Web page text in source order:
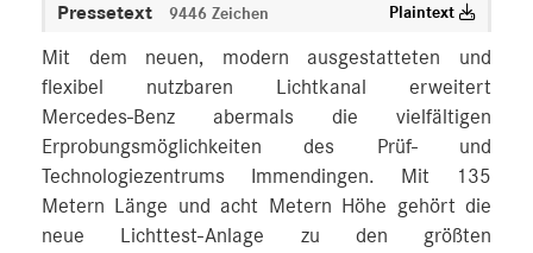
Pressetext 9446 Zeichen Plaintext
Mit dem neuen, modern ausgestatteten und
flexibel nutzbaren Lichtkanal erweitert
Mercedes‑Benz abermals die vielfältigen
Erprobungsmöglichkeiten des Prüf- und
Technologiezentrums Immendingen. Mit 135
Metern Länge und acht Metern Höhe gehört die
neue Lichttest-Anlage zu den größten